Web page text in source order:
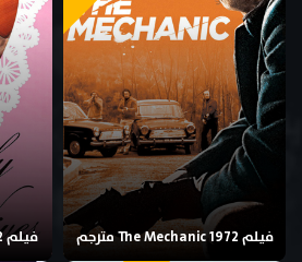
فيلم The Mechanic 1972 مترجم فيلم Lonely Wives 1972 مترجم